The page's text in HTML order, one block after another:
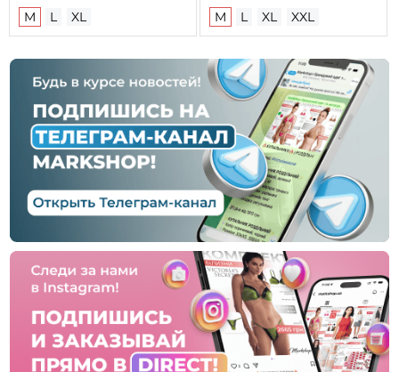
M L XL M L XL XXL